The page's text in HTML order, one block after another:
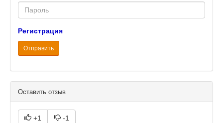
Password
Регистрация
Отправить
Оставить отзыв
+1 -1